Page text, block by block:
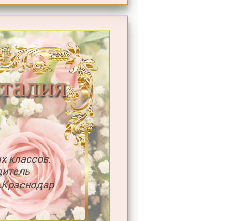
классов.